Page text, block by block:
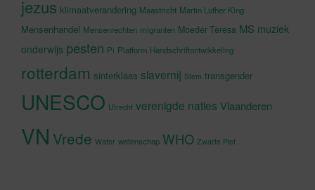
jezus klimaatverandering Maastricht Martin Luther King
Mensenhandel Mensenrechten migranten Moeder Teresa MS muziek
onderwijs pesten Pi Platform Handschriftontwikkeling
rotterdam sinterklaas slavernij Stem transgender
UNESCO Utrecht verenigde naties Vlaanderen
VN Vrede Water wetenschap WHO Zwarte Piet